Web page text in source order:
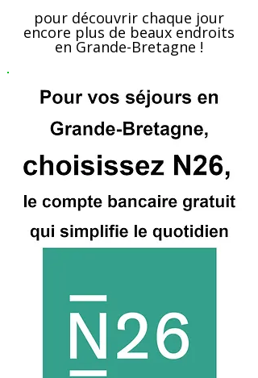
pour découvrir chaque jour
encore plus de beaux endroits
en Grande-Bretagne !